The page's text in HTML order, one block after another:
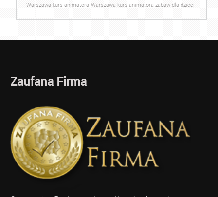
Warszawa kurs animatora Warszawa kurs animatora zabaw dla dzieci
Zaufana Firma